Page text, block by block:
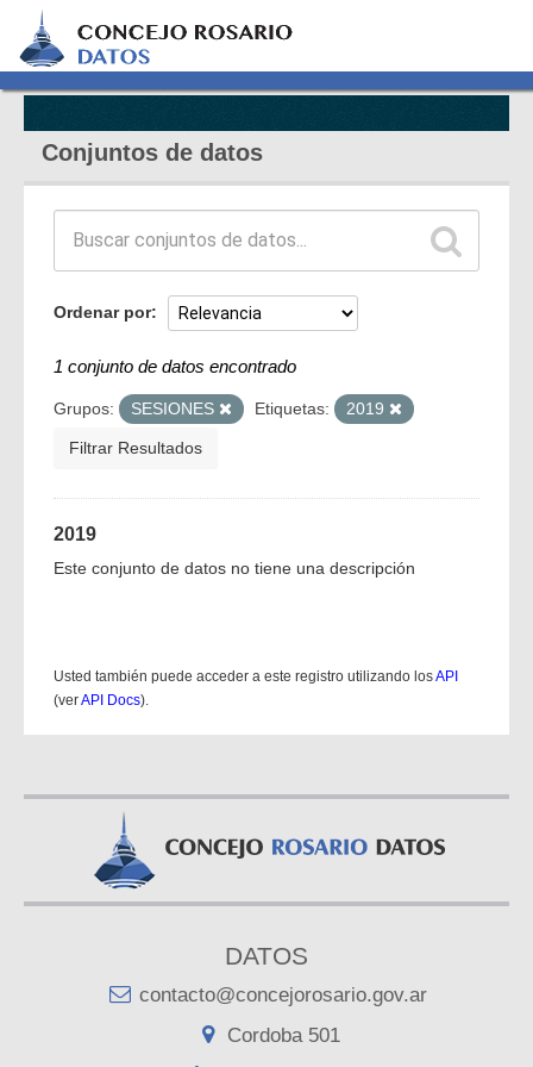
Conjuntos de datos
Ordenar por
1 conjunto de datos encontrado
Grupos: SESIONES Etiquetas: 2019
Filtrar Resultados
2019
Este conjunto de datos no tiene una descripción
Usted también puede acceder a este registro utilizando losAPI
(verAPI Docs).
DATOS
contacto@concejorosario.gov.ar
Cordoba 501